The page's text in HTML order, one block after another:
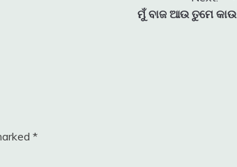
ମୁଁ ବାଜ ଆଉ ତୁମେ କାଉ
*